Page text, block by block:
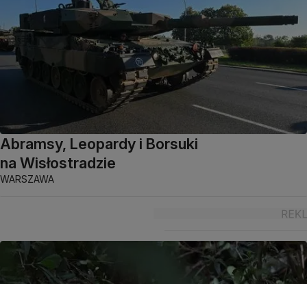
Abramsy, Leopardy i Borsuki
na Wisłostradzie
WARSZAWA